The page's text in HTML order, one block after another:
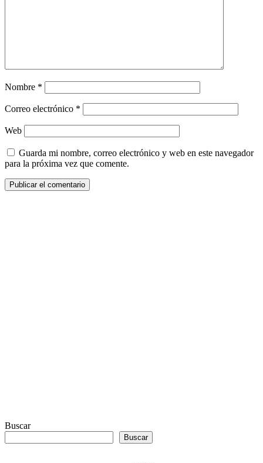
Nombre *
Correo electrónico *
Web
Guarda mi nombre, correo electrónico y web en este navegador
para la próxima vez que comente.
Buscar
Buscar